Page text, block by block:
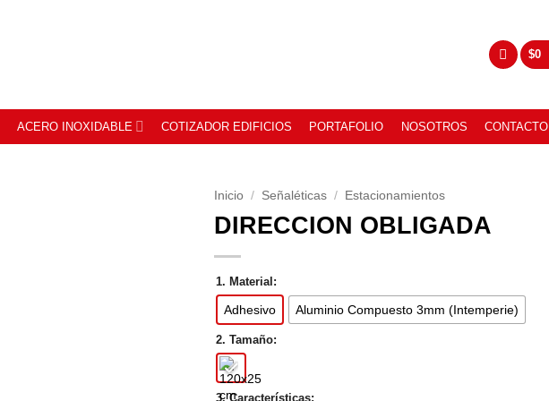
$0
ACERO INOXIDABLE COTIZADOR EDIFICIOS PORTAFOLIO NOSOTROS CONTACTO
Inicio / Señaléticas / Estacionamientos
DIRECCION OBLIGADA
1. Material:
Adhesivo Aluminio Compuesto 3mm (Intemperie)
2. Tamaño:
3. Características: